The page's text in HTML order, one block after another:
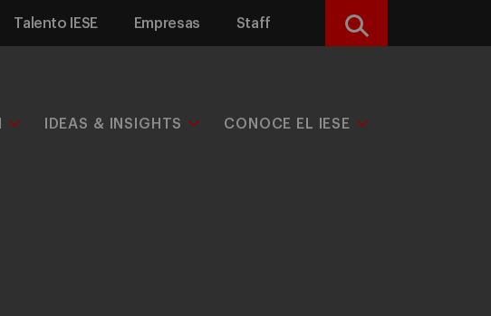
Talento IESE Empresas Staff Buscar
IDEAS & INSIGHTS CONOCE EL IESE